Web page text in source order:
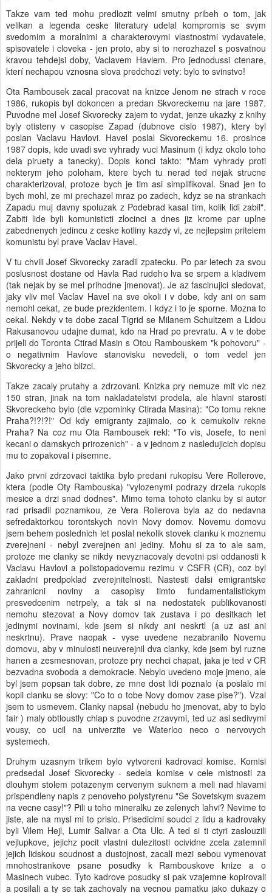
Takze vam ted mohu predlozit velmi smutny pribeh o tom, jak
velikan a legenda ceske literatury udelal kompromis se svym
svedomim a moralnimi a charakterovymi vlastnostmi vydavatele,
spisovatele i cloveka - jen proto, aby si to nerozhazel s posvatnou
kravou tehdejsi doby, Vaclavem Havlem. Pro jednodussi ctenare,
kterí nechapou vznosna slova predchozi vety: bylo to svinstvo!
Ota Rambousek zacal pracovat na knizce Jenom ne strach v roce
1986, rukopis byl dokoncen a predan Skvoreckemu na jare 1987.
Puvodne mel Josef Skvorecky zajem to vydat, jenze ukazky z knihy
byly otisteny v casopise Zapad (dubnove cislo 1987), ktery byl
poslan Vaclavu Havlovi. Havel poslal Skvoreckemu 16. prosince
1987 dopis, kde uvadi sve vyhrady vuci Masinum (i kdyz okolo toho
dela piruety a tanecky). Dopis konci takto: "Mam vyhrady proti
nekterym jeho poloham, ktere bych tu nerad ted nejak strucne
charakterizoval, protoze bych je tim asi simplifikoval. Snad jen to
bych mohl, ze mi prechazel mraz po zadech, kdyz se na strankach
Zapadu muj davny spoluzak z Podebrad kasal tim, kolik lidi zabil".
Zabiti lide byli komunisticti zlocinci a dnes jiz krome par uplne
zabednenych jedincu z ceske kotliny kazdy vi, ze nejlepsim pritelem
komunistu byl prave Vaclav Havel.
V tu chvili Josef Skvorecky zaradil zpatecku. Po par letech za svou
poslusnost dostane od Havla Rad rudeho lva se srpem a kladivem
(tak nejak by se mel prihodne jmenovat). Je az fascinujici sledovat,
jaky vliv mel Vaclav Havel na sve okoli i v dobe, kdy ani on sam
nemohl cekat, ze bude prezidentem. I kdyz i to je sporne. Mozna to
cekal. Nekdy v te dobe zacal Tigrid se Milanem Schultzem a Lidou
Rakusanovou udajne dumat, kdo na Hrad po prevratu. A v te dobe
prijeli do Toronta Ctirad Masin s Otou Rambouskem "k pohovoru" -
o negativnim Havlove stanovisku nevedeli, o tom vedel jen
Skvorecky a jeho blizci.
Takze zacaly prutahy a zdrzovani. Knizka pry nemuze mit vic nez
150 stran, jinak na tom nakladatelstvi prodela, ale hlavni starosti
Skvoreckeho bylo (dle vzpominky Ctirada Masina): "Co tomu rekne
Praha?!?!?!" Od kdy emigranty zajimalo, co k cemukoliv rekne
Praha? Na coz mu Ota Rambousek rekl: "To vis, Josefe, to neni
kecani o damskych prirozenich" - a v jednom z nasledujicich dopisu
mu to zopakoval i pisemne.
Jako prvni zdrzovaci taktika bylo predani rukopisu Vere Rollerove,
ktera (podle Oty Rambouska) "vylozenymi podrazy drzela rukopis
mesice a drzi snad dodnes". Mimo tema tohoto clanku by si autor
rad prisadil poznamkou, ze Vera Rollerova byla az do nedavna
sefredaktorkou torontskych novin Novy domov. Novemu domovu
jsem behem poslednich let poslal nekolik stovek clanku k moznemu
zverejneni - nebyl zverejnen ani jediny. Mohu si za to ale sam,
protoze me clanky se nikdy nevyznacovaly devotni psi oddanosti k
Vaclavu Havlovi a polistopadovemu rezimu v CSFR (CR), coz byl
zakladni predpoklad zverejnitelnosti. Nastesti dalsi emigrantske
zahranicni noviny a casopisy timto fundamentalistickym
presvedcenim netrpely, a tak si na nedostatek publikovanosti
nemohu stezovat a Novy domov tak zustava i po desitkach let
jedinymi novinami, kde jsem si nikdy ani neskrtl (a uz asi ani
neskrtnu). Prave naopak - vyse uvedene nezabranilo Novemu
domovu, aby v minulosti neuverejnil dva clanky, kde jsem byl ruzne
hanen a zesmesnovan, protoze pry nechci chapat, jaka je ted v CR
bezvadna svoboda a demokracie. Nebylo uvedeno moje jmeno, ale
byl jsem popsan tak dobre, ze mne dost lidi poznalo (a poslalo mi
kopii clanku se slovy: "Co to o tobe Novy domov zase pise?"). Vzal
jsem to usmevem. Clanky napsal (nebudu ho jmenovat, aby to bylo
fair ) maly obtloustly chlap s puvodne zrzavymi, ted uz asi sedivymi
vousy, co ucil na univerzite ve Waterloo neco o nervovych
systemech.
Druhym uzasnym trikem bylo vytvoreni kadrovaci komise. Komisi
predsedal Josef Skvorecky - sedela komise v cele mistnosti za
dlouhym stolem potazenym cervenym suknem a meli nad hlavami
prispendleny napis z penoveho polystyrenu "Se Sovetskym svazem
na vecne casy!"? Pili u toho mineralku ze zelenych lahvi? Nevime to
jiste, ale na mysl mi to prislo. Prisedicimi soudci z lidu a kadrovaky
byli Vilem Hejl, Lumir Salivar a Ota Ulc. A ted si ti ctyri zaslouzili
vejlupkove, jejichz pocit vlastni dulezitosti ocividne zcela zatemnil
jejich lidskou soudnost a dustojnost, zacali mezi sebou vymenovat
mnohostrankove psane posudky k Rambouskove knize a o
Masinech vubec. Tyto kadrove posudky si pak vzajemne kopirovali
a posilali a ty se tak zachovaly na vecnou pamatku jako dukazy o